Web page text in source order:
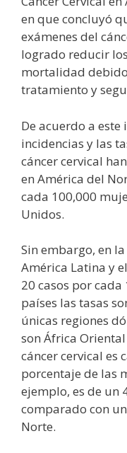
en que concluyó
exámenes del
logrado reducir
mortalidad
tratamiento y
De acuerdo a este
incidencias y las
cáncer cervical
en América del
cada 100,000
Unidos.
Sin embargo, en
América Latina y
20 casos por
países las tasas
únicas regiones
son África
cáncer cervical es
porcentaje de las
ejemplo, es de un
comparado con
Norte.